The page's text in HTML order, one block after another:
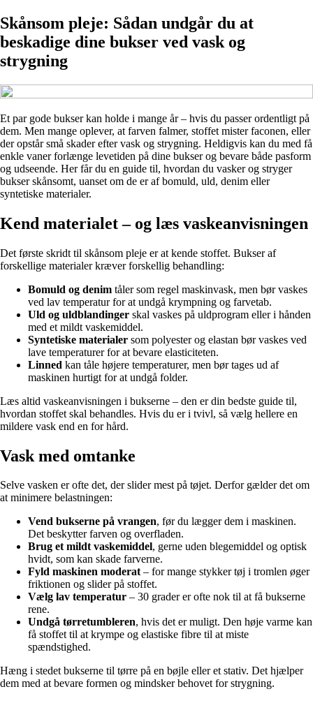
Skånsom pleje: Sådan undgår du at
beskadige dine bukser ved vask og
strygning
Et par gode bukser kan holde i mange år – hvis du passer ordentligt på
dem. Men mange oplever, at farven falmer, stoffet mister faconen, eller
der opstår små skader efter vask og strygning. Heldigvis kan du med få
enkle vaner forlænge levetiden på dine bukser og bevare både pasform
og udseende. Her får du en guide til, hvordan du vasker og stryger
bukser skånsomt, uanset om de er af bomuld, uld, denim eller
syntetiske materialer.
Kend materialet – og læs vaskeanvisningen
Det første skridt til skånsom pleje er at kende stoffet. Bukser af
forskellige materialer kræver forskellig behandling:
Bomuld og denim tåler som regel maskinvask, men bør vaskes
ved lav temperatur for at undgå krympning og farvetab.
Uld og uldblandinger skal vaskes på uldprogram eller i hånden
med et mildt vaskemiddel.
Syntetiske materialer som polyester og elastan bør vaskes ved
lave temperaturer for at bevare elasticiteten.
Linned kan tåle højere temperaturer, men bør tages ud af
maskinen hurtigt for at undgå folder.
Læs altid vaskeanvisningen i bukserne – den er din bedste guide til,
hvordan stoffet skal behandles. Hvis du er i tvivl, så vælg hellere en
mildere vask end en for hård.
Vask med omtanke
Selve vasken er ofte det, der slider mest på tøjet. Derfor gælder det om
at minimere belastningen:
Vend bukserne på vrangen, før du lægger dem i maskinen.
Det beskytter farven og overfladen.
Brug et mildt vaskemiddel, gerne uden blegemiddel og optisk
hvidt, som kan skade farverne.
Fyld maskinen moderat– for mange stykker tøj i tromlen øger
friktionen og slider på stoffet.
Vælg lav temperatur – 30 grader er ofte nok til at få bukserne
rene.
Undgå tørretumbleren, hvis det er muligt. Den høje varme kan
få stoffet til at krympe og elastiske fibre til at miste
spændstighed.
Hæng i stedet bukserne til tørre på en bøjle eller et stativ. Det hjælper
dem med at bevare formen og mindsker behovet for strygning.